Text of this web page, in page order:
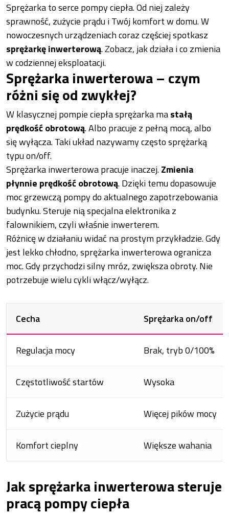
Sprężarka to serce pompy ciepła. Od niej zależy
sprawność, zużycie prądu i Twój komfort w domu. W
nowoczesnych urządzeniach coraz częściej spotkasz
sprężarkę inwerterową. Zobacz, jak działa i co zmienia
w codziennej eksploatacji.
Sprężarka inwerterowa – czym
różni się od zwykłej?
W klasycznej pompie ciepła sprężarka mastałą
prędkość obrotową. Albo pracuje z pełną mocą, albo
się wyłącza. Taki układ nazywamy często sprężarką
typu on/off.
Sprężarka inwerterowa pracuje inaczej.Zmienia
płynnie prędkość obrotową. Dzięki temu dopasowuje
moc grzewczą pompy do aktualnego zapotrzebowania
budynku. Steruje nią specjalna elektronika z
falownikiem, czyli właśnie inwerterem.
Różnicę w działaniu widać na prostym przykładzie. Gdy
jest lekko chłodno, sprężarka inwerterowa ogranicza
moc. Gdy przychodzi silny mróz, zwiększa obroty. Nie
potrzebuje wielu cykli włącz/wyłącz.
Cecha Sprężarka on/off
Regulacja mocy Brak, tryb 0/100%
Częstotliwość startów Wysoka
Zużycie prądu Więcej pików mocy
Komfort cieplny Większe wahania
Jak sprężarka inwerterowa steruje
pracą pompy ciepła